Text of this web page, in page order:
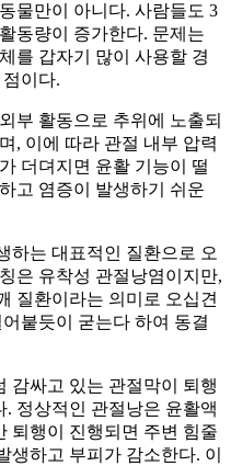
물만이 아니다. 사람들도 3
동량이 증가한다. 문제는
를 갑자기 많이 사용할 경
이다.
부 활동으로 추위에 노출되
, 이에 따라 관절 내부 압력
더뎌지면 윤활 기능이 떨
고 염증이 발생하기 쉬운
하는 대표적인 질환으로 오
은 유착성 관절낭염이지만,
질환이라는 의미로 오십견
붙듯이 굳는다 하여 동결
감싸고 있는 관절막이 퇴행
정상적인 관절낭은 윤활액
퇴행이 진행되면 주변 힘줄
하고 부피가 감소한다. 이